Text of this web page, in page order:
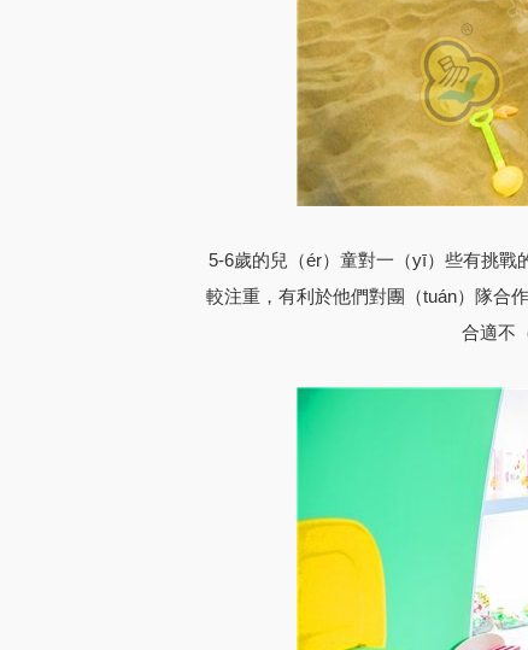
5-6歲的兒（ér）童對一（yī）些有挑戰
較注重，有利於他們對團（tuán）隊合
合適不